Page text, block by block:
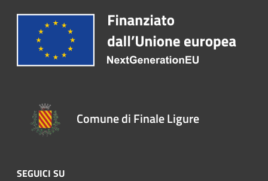
Comune di Finale Ligure
SEGUICI SU